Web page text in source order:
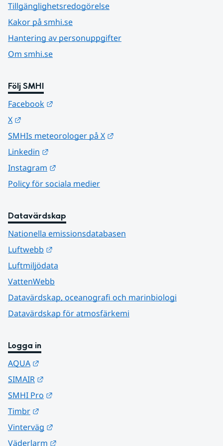
Tillgänglighetsredogörelse
Kakor på smhi.se
Hantering av personuppgifter
Om smhi.se
Följ SMHI
Facebook
X
SMHIs meteorologer på X
Linkedin
Instagram
Policy för sociala medier
Datavärdskap
Nationella emissionsdatabasen
Luftwebb
Luftmiljödata
VattenWebb
Datavärdskap, oceanografi och marinbiologi
Datavärdskap för atmosfärkemi
Logga in
AQUA
SIMAIR
SMHI Pro
Timbr
Vinterväg
Väderlarm